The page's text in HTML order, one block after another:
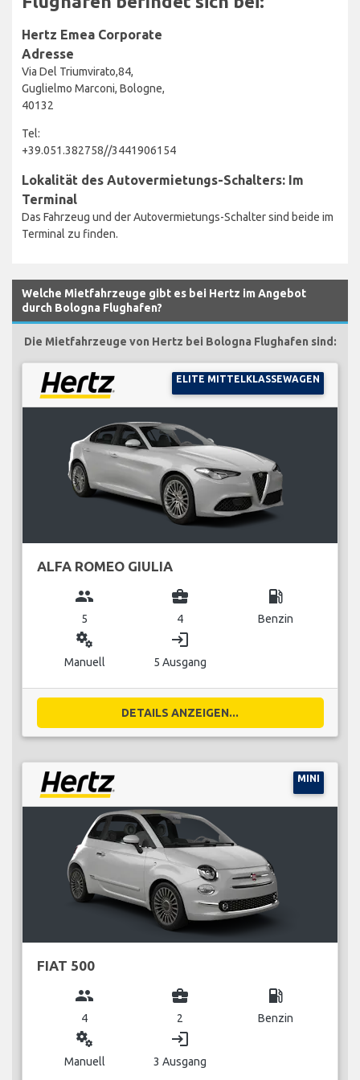
Hertz Emea Corporate
Adresse
Via Del Triumvirato,84,
Guglielmo Marconi, Bologne,
40132
Tel:
+39.051.382758//3441906154
Lokalität des Autovermietungs-Schalters: Im
Terminal
Das Fahrzeug und der Autovermietungs-Schalter sind beide im
Terminal zu finden.
Welche Mietfahrzeuge gibt es bei Hertz im Angebot
durch Bologna Flughafen?
Die Mietfahrzeuge von Hertz bei Bologna Flughafen sind:
ELITE MITTELKLASSEWAGEN
ALFA ROMEO GIULIA
group
5
business_center
4
local_gas_station
Benzin
miscellaneous_services
Manuell
login
5 Ausgang
DETAILS ANZEIGEN...
MINI
FIAT 500
group
4
business_center
2
local_gas_station
Benzin
miscellaneous_services
Manuell
login
3 Ausgang